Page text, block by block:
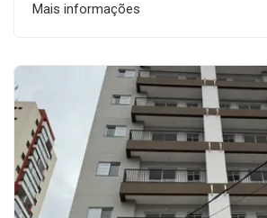
Mais informações